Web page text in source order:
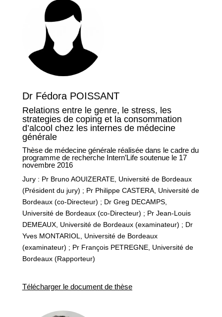
Dr Fédora POISSANT
Relations entre le genre, le stress, les
strategies de coping et la consommation
d’alcool chez les internes de médecine
générale
Thèse de médecine générale réalisée dans le cadre du
programme de recherche Intern’Life soutenue le 17
novembre 2016
Jury : Pr Bruno AOUIZERATE, Université de Bordeaux
(Président du jury) ; Pr Philippe CASTERA, Université de
Bordeaux (co-Directeur) ; Dr Greg DECAMPS,
Université de Bordeaux (co-Directeur) ; Pr Jean-Louis
DEMEAUX, Université de Bordeaux (examinateur) ; Dr
Yves MONTARIOL, Université de Bordeaux
(examinateur) ; Pr François PETREGNE, Université de
Bordeaux (Rapporteur)
Télécharger le document de thèse